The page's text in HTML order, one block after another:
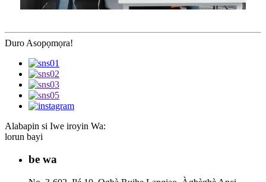
Duro Asopọmọra!
Alabapin si Iwe iroyin Wa:
lorun bayi
be wa